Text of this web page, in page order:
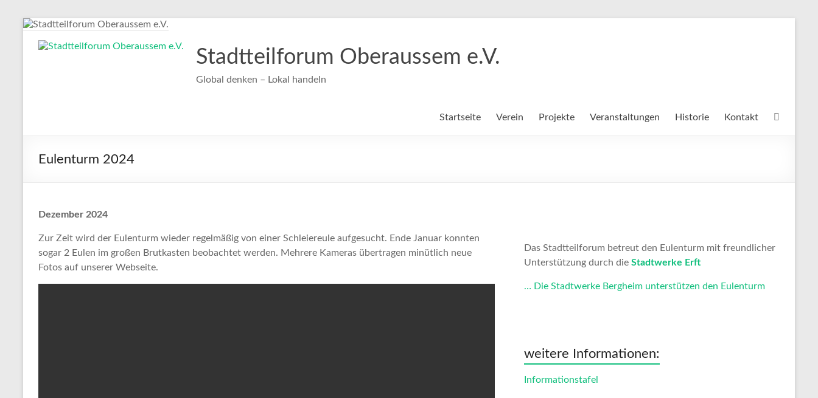
Zum
springen
Stadtteilforum Oberaussem e.V.
Global denken – Lokal handeln
Startseite Verein Projekte Veranstaltungen Historie Kontakt
Eulenturm 2024
Dezember 2024
Zur Zeit wird der Eulenturm wieder regelmäßig von einer Schleiereule aufgesucht. Ende Januar konnten
sogar 2 Eulen im großen Brutkasten beobachtet werden. Mehrere Kameras übertragen minütlich neue
Fotos auf unserer Webseite.
Das Stadtteilforum betreut den Eulenturm mit freundlicher
Unterstützung durch die Stadtwerke Erft
… Die Stadtwerke Bergheim unterstützen den Eulenturm
weitere Informationen:
Informationstafel